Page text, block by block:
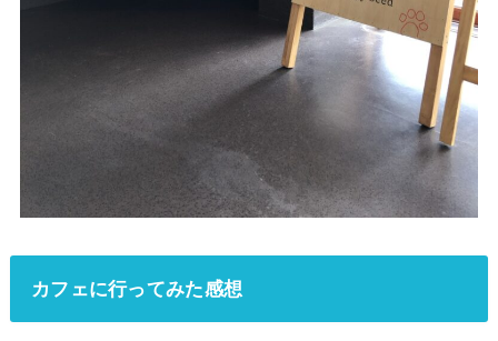
カフェに行ってみた感想